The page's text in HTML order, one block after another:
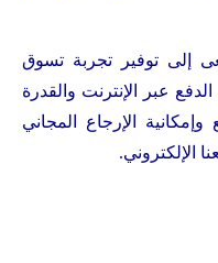
إلى توفير تجربة تسوق
عبر الإنترنت والقدرة
الإرجاع المجاني
الإلكتروني.